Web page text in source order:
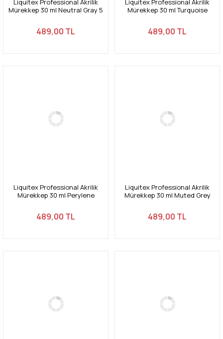
Liquitex Professional Akrilik
Mürekkep 30 ml Neutral Gray 5
489,00 TL
Liquitex Professional Akrilik
Mürekkep 30 ml Turquoise
489,00 TL
Liquitex Professional Akrilik
Mürekkep 30 ml Perylene
489,00 TL
Liquitex Professional Akrilik
Mürekkep 30 ml Muted Grey
489,00 TL